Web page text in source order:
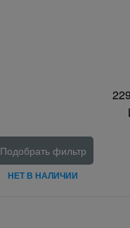
Подобрать фильтр
НЕТ В НАЛИЧИИ